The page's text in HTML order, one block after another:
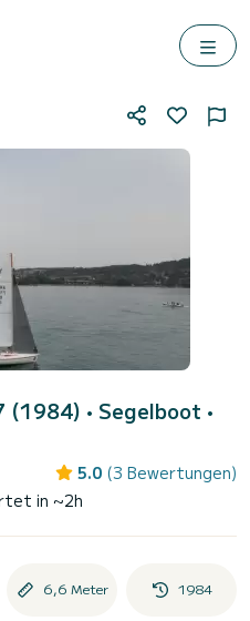
(1984) • Segelboot •
5.0 (3 Bewertungen)
in ~2h
6,6 Meter 1984